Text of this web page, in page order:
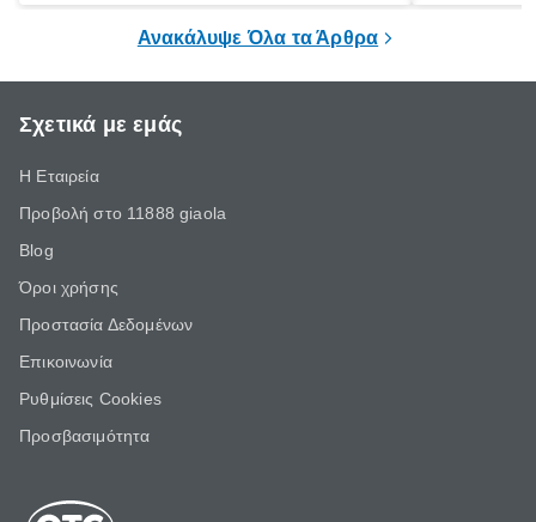
Ανακάλυψε Όλα τα Άρθρα
Σχετικά με εμάς
Η Εταιρεία
Προβολή στο 11888 giaola
Blog
Όροι χρήσης
Προστασία Δεδομένων
Επικοινωνία
Ρυθμίσεις Cookies
Προσβασιμότητα